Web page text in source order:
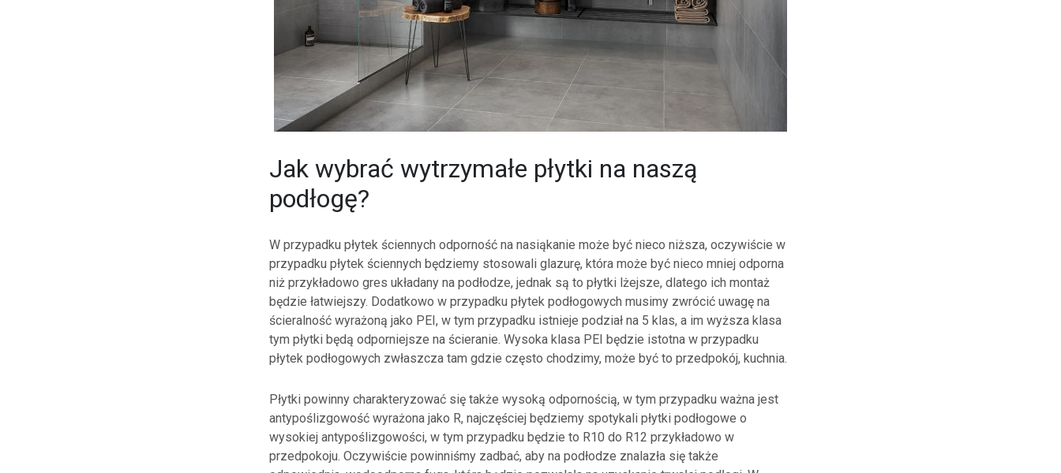
Jak wybrać wytrzymałe płytki na naszą
podłogę?
W przypadku płytek ściennych odporność na nasiąkanie może być nieco niższa, oczywiście w
przypadku płytek ściennych będziemy stosowali glazurę, która może być nieco mniej odporna
niż przykładowo gres układany na podłodze, jednak są to płytki lżejsze, dlatego ich montaż
będzie łatwiejszy. Dodatkowo w przypadku płytek podłogowych musimy zwrócić uwagę na
ścieralność wyrażoną jako PEI, w tym przypadku istnieje podział na 5 klas, a im wyższa klasa
tym płytki będą odporniejsze na ścieranie. Wysoka klasa PEI będzie istotna w przypadku
płytek podłogowych zwłaszcza tam gdzie często chodzimy, może być to przedpokój, kuchnia.
Płytki powinny charakteryzować się także wysoką odpornością, w tym przypadku ważna jest
antypoślizgowość wyrażona jako R, najczęściej będziemy spotykali płytki podłogowe o
wysokiej antypoślizgowości, w tym przypadku będzie to R10 do R12 przykładowo w
przedpokoju. Oczywiście powinniśmy zadbać, aby na podłodze znalazła się także